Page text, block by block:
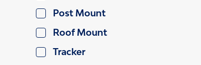
Post Mount
Roof Mount
Tracker